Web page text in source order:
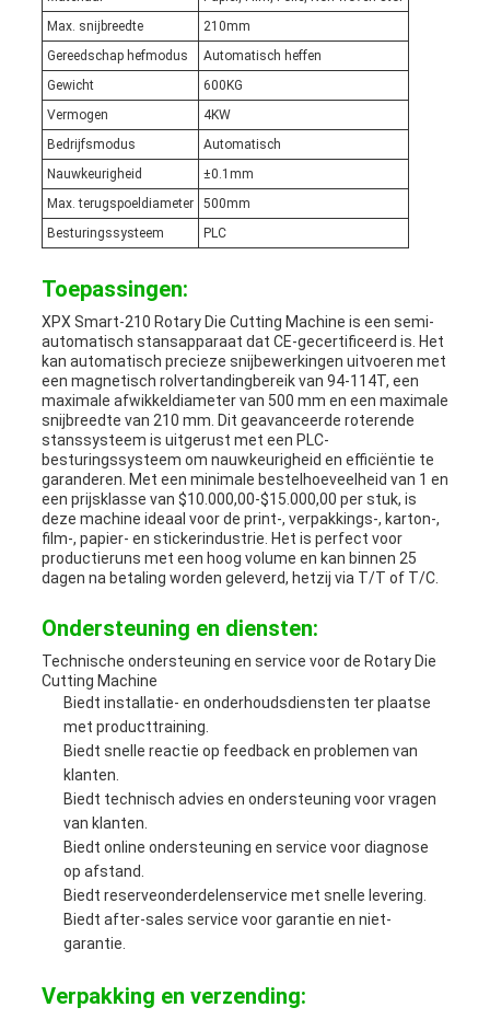
Max. snijbreedte
210mm
Gereedschap hefmodus
Automatisch heffen
Gewicht
600KG
Vermogen
4KW
Bedrijfsmodus
Automatisch
Nauwkeurigheid
±0.1mm
Max. terugspoeldiameter
500mm
Besturingssysteem
PLC
Toepassingen:
XPX Smart-210 Rotary Die Cutting Machine is een semi-
automatisch stansapparaat dat CE-gecertificeerd is. Het
kan automatisch precieze snijbewerkingen uitvoeren met
een magnetisch rolvertandingbereik van 94-114T, een
maximale afwikkeldiameter van 500 mm en een maximale
snijbreedte van 210 mm. Dit geavanceerde roterende
stanssysteem is uitgerust met een PLC-
besturingssysteem om nauwkeurigheid en efficiëntie te
garanderen. Met een minimale bestelhoeveelheid van 1 en
een prijsklasse van $10.000,00-$15.000,00 per stuk, is
deze machine ideaal voor de print-, verpakkings-, karton-,
film-, papier- en stickerindustrie. Het is perfect voor
productieruns met een hoog volume en kan binnen 25
dagen na betaling worden geleverd, hetzij via T/T of T/C.
Ondersteuning en diensten:
Technische ondersteuning en service voor de Rotary Die
Cutting Machine
Biedt installatie- en onderhoudsdiensten ter plaatse
met producttraining.
Biedt snelle reactie op feedback en problemen van
klanten.
Biedt technisch advies en ondersteuning voor vragen
van klanten.
Biedt online ondersteuning en service voor diagnose
op afstand.
Biedt reserveonderdelenservice met snelle levering.
Biedt after-sales service voor garantie en niet-
garantie.
Verpakking en verzending: